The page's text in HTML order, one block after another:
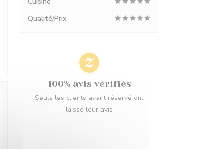
Qualité/Prix
100% avis vérifiés
Seuls les clients ayant réservé ont
laissé leur avis